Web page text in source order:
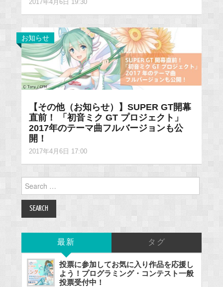
2017年4月6日 19:30
お知らせ
【その他（お知らせ）】SUPER GT開幕
直前！ 「初音ミク GT プロジェクト」
2017年のテーマ曲フルバージョンも公
開！
2017年4月6日 17:00
for:
最新 タグ
投票に参加してお気に入り作品を応援し
よう！プログラミング・コンテスト一般
投票受付中！